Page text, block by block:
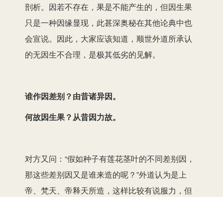
剖析。因若不存在，果是不能产生的，但因生果
只是一种因缘显现，此甚深奥秘在其他论典中也
会宣说。因此，大家应该知道，顺世外道所承认
的无因生不合理，是极其低劣的见解。
谁作因差别？由昔诸异因。
何故因生果？从昔因力故。
对方又问：“假如种子有莲花茎叶的不同差别因，
那这些差别因又是谁来造的呢？”外道认为是上
帝、梵天、帝释天所造，这样比较有说服力，但